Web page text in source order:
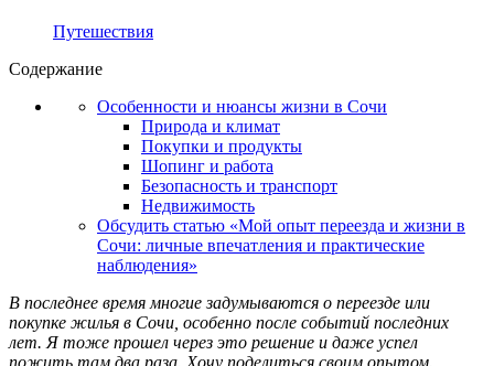
Путешествия
Содержание
Особенности и нюансы жизни в Сочи
Природа и климат
Покупки и продукты
Шопинг и работа
Безопасность и транспорт
Недвижимость
Обсудить статью «Мой опыт переезда и жизни в
Сочи: личные впечатления и практические
наблюдения»
В последнее время многие задумываются о переезде или
покупке жилья в Сочи, особенно после событий последних
лет. Я тоже прошел через это решение и даже успел
пожить там два раза. Хочу поделиться своим опытом.